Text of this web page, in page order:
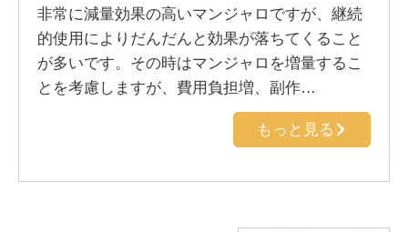
非常に減量効果の高いマンジャロですが、継続
的使用によりだんだんと効果が落ちてくること
が多いです。その時はマンジャロを増量するこ
とを考慮しますが、費用負担増、副作…
もっと見る